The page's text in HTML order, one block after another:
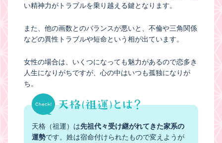
い精神力がトラブルを乗り越える鍵となります。
また、他の画数とのバランスが悪いと、不倫や三角関係
などの異性トラブルや短命という相が出ています。
女性の場合は、いくつになっても魅力があるので恋多き
人生になりがちですが、心の中はいつも孤独になりが
ち。
天格（祖運）は先祖代々受け継がれてきた家系の
運勢です。姓は宿命付けられたもので変えようが